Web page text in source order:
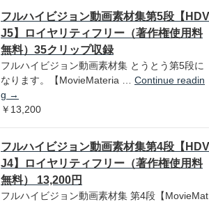
フルハイビジョン動画素材集第5段【HDV
J5】ロイヤリティフリー（著作権使用料
無料）35クリップ収録
フルハイビジョン動画素材集 とうとう第5段に
なります。【MovieMateria … Continue readin
g →
￥13,200
フルハイビジョン動画素材集第4段【HDV
J4】ロイヤリティフリー（著作権使用料
無料） 13,200円
フルハイビジョン動画素材集 第4段【MovieMat